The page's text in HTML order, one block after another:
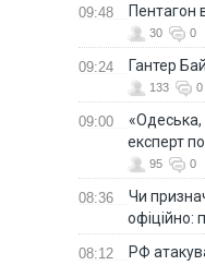
09:48 Пентагон
30 0
09:24 Гантер
133 0
09:00
«Одеська,
експерт
95 0
08:36
Чи
офіційно:
08:12
РФ